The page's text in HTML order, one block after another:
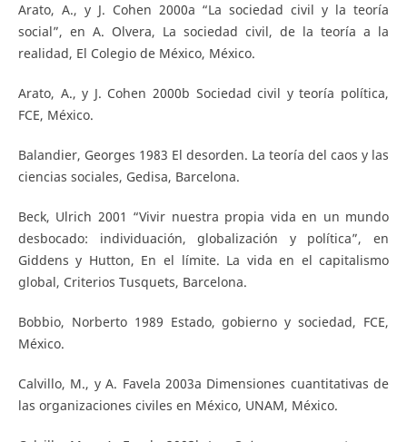
Arato, A., y J. Cohen 2000a “La sociedad civil y la teoría
social”, en A. Olvera, La sociedad civil, de la teoría a la
realidad, El Colegio de México, México.
Arato, A., y J. Cohen 2000b Sociedad civil y teoría política,
FCE, México.
Balandier, Georges 1983 El desorden. La teoría del caos y las
ciencias sociales, Gedisa, Barcelona.
Beck, Ulrich 2001 “Vivir nuestra propia vida en un mundo
desbocado: individuación, globalización y política”, en
Giddens y Hutton, En el límite. La vida en el capitalismo
global, Criterios Tusquets, Barcelona.
Bobbio, Norberto 1989 Estado, gobierno y sociedad, FCE,
México.
Calvillo, M., y A. Favela 2003a Dimensiones cuantitativas de
las organizaciones civiles en México, UNAM, México.